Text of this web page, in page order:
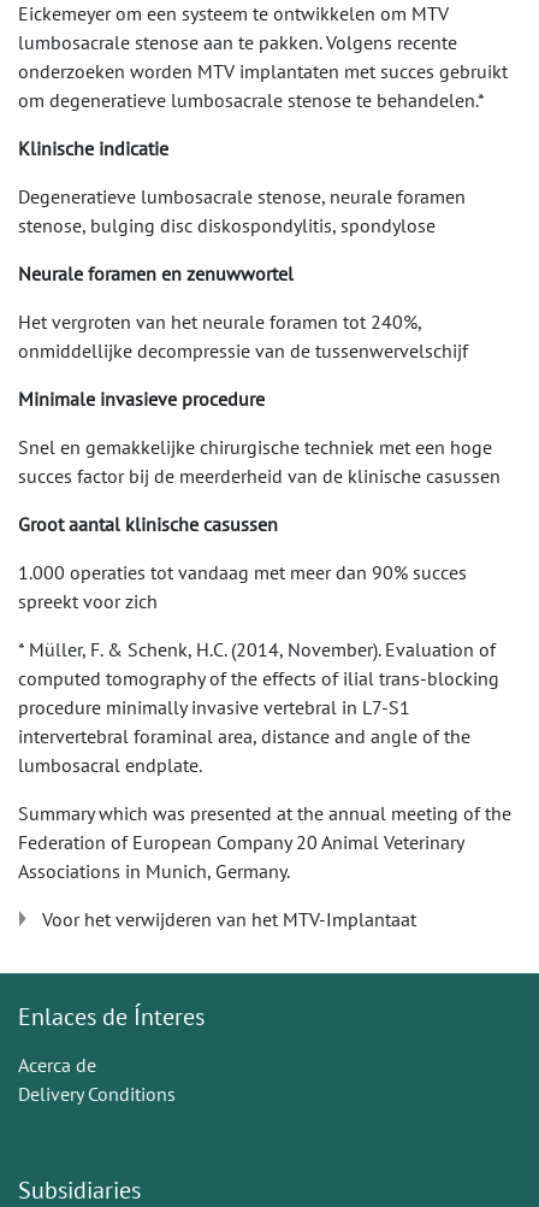
Eickemeyer om een systeem te ontwikkelen om MTV
lumbosacrale stenose aan te pakken. Volgens recente
onderzoeken worden MTV implantaten met succes gebruikt
om degeneratieve lumbosacrale stenose te behandelen.*
Klinische indicatie
Degeneratieve lumbosacrale stenose, neurale foramen
stenose, bulging disc diskospondylitis, spondylose
Neurale foramen en zenuwwortel
Het vergroten van het neurale foramen tot 240%,
onmiddellijke decompressie van de tussenwervelschijf
Minimale invasieve procedure
Snel en gemakkelijke chirurgische techniek met een hoge
succes factor bij de meerderheid van de klinische casussen
Groot aantal klinische casussen
1.000 operaties tot vandaag met meer dan 90% succes
spreekt voor zich
* Müller, F. & Schenk, H.C. (2014, November). Evaluation of
computed tomography of the effects of ilial trans-blocking
procedure minimally invasive vertebral in L7-S1
intervertebral foraminal area, distance and angle of the
lumbosacral endplate.
Summary which was presented at the annual meeting of the
Federation of European Company 20 Animal Veterinary
Associations in Munich, Germany.
Voor het verwijderen van het MTV-Implantaat
Enlaces de Ínteres
Acerca de
Delivery Conditions
Subsidiaries